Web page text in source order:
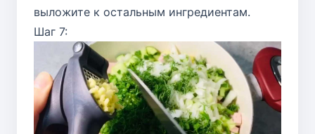
выложите к остальным ингредиентам.
Шаг 7: